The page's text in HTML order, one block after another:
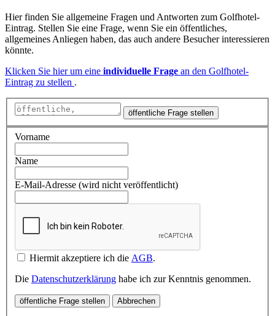
Hier finden Sie allgemeine Fragen und Antworten zum Golfhotel-
Eintrag. Stellen Sie eine Frage, wenn Sie ein öffentliches,
allgemeines Anliegen haben, das auch andere Besucher interessieren
könnte.
Klicken Sie hier um eine individuelle Frage an den Golfhotel-
Eintrag zu stellen .
öffentliche Frage stellen
Vorname
Name
E-Mail-Adresse (wird nicht veröffentlicht)
Hiermit akzeptiere ich die AGB.
Die Datenschutzerklärung habe ich zur Kenntnis genommen.
öffentliche Frage stellen Abbrechen